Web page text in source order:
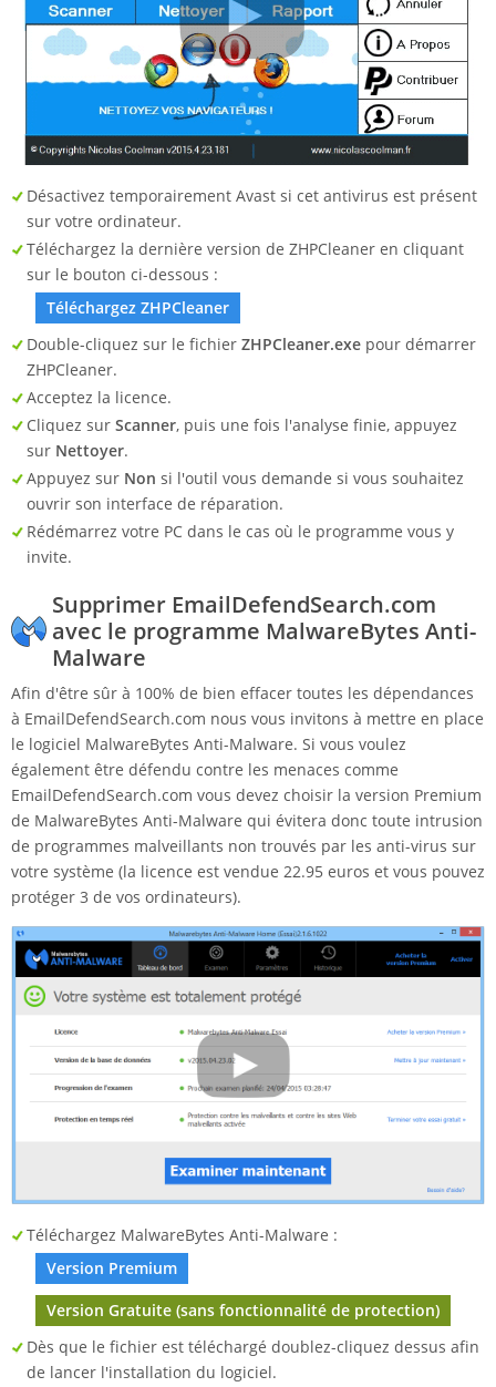
Désactivez temporairement Avast si cet antivirus est présent
sur votre ordinateur.
Téléchargez la dernière version de ZHPCleaner en cliquant
sur le bouton ci-dessous :
Téléchargez ZHPCleaner
Double-cliquez sur le fichier ZHPCleaner.exe pour démarrer
ZHPCleaner.
Acceptez la licence.
Cliquez sur Scanner, puis une fois l'analyse finie, appuyez
sur Nettoyer.
Appuyez sur Non si l'outil vous demande si vous souhaitez
ouvrir son interface de réparation.
Rédémarrez votre PC dans le cas où le programme vous y
invite.
Supprimer EmailDefendSearch.com
avec le programme MalwareBytes Anti-
Malware
Afin d'être sûr à 100% de bien effacer toutes les dépendances
à EmailDefendSearch.com nous vous invitons à mettre en place
le logiciel MalwareBytes Anti-Malware. Si vous voulez
également être défendu contre les menaces comme
EmailDefendSearch.com vous devez choisir la version Premium
de MalwareBytes Anti-Malware qui évitera donc toute intrusion
de programmes malveillants non trouvés par les anti-virus sur
votre système (la licence est vendue 22.95 euros et vous pouvez
protéger 3 de vos ordinateurs).
Téléchargez MalwareBytes Anti-Malware :
Version Premium
Version Gratuite (sans fonctionnalité de protection)
Dès que le fichier est téléchargé doublez-cliquez dessus afin
de lancer l'installation du logiciel.